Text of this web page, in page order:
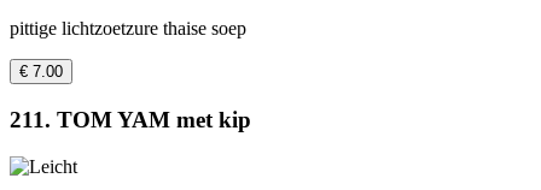
pittige lichtzoetzure thaise soep
€ 7.00
211. TOM YAM met kip